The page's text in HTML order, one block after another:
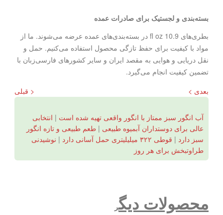
بسته‌بندی و لجستیک برای صادرات عمده
بطری‌های 10.9 fl oz در بسته‌بندی‌های عمده عرضه می‌شوند. ما از
مواد با کیفیت برای حفظ تازگی محصول استفاده می‌کنیم. حمل و
نقل دریایی و هوایی به مقصد ایران و سایر کشورهای فارسی‌زبان با
تضمین کیفیت انجام می‌گیرد.
< قبلی
بعدی >
آب انگور سبز ممتاز با انگور واقعی تهیه شده است | انتخابی
عالی برای دوستداران آبمیوه طبیعی | طعم طبیعی و تازه انگور
سبز دارد | قوطی ۳۲۲ میلیلیتری حمل آسانی دارد | نوشیدنی
طراوتبخش برای هر روز
محصولات دیگر